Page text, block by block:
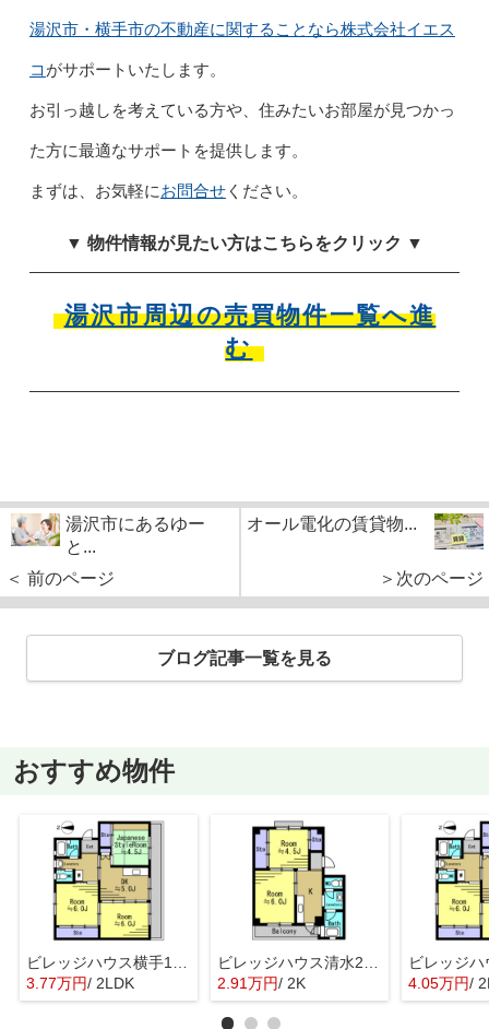
湯沢市・横手市の不動産に関することなら株式会社イエス
コ がサポートいたします。
お引っ越しを考えている方や、住みたいお部屋が見つかっ
た方に最適なサポートを提供します。
まずは、お気軽にお問合せください。
▼ 物件情報が見たい方はこちらをクリック ▼
湯沢市周辺の売買物件一覧へ進
む
湯沢市にあるゆー
と...
＜ 前のページ
オール電化の賃貸物...
＞次のページ
ブログ記事一覧を見る
おすすめ物件
ビレッジハウス横手1号棟
3.77万円/ 2LDK
ビレッジハウス清水2号棟
2.91万円/ 2K 4.05万円/